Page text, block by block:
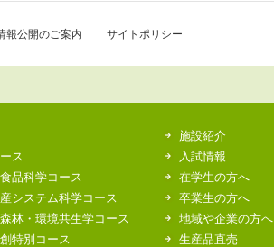
報公開のご案内 サイトポリシー
ス
品科学コース
システム科学コース
林・環境共生学コース
特別コース
施設紹介
入試情報
在学生の方へ
卒業生の方へ
地域や企業の方へ
生産品直売